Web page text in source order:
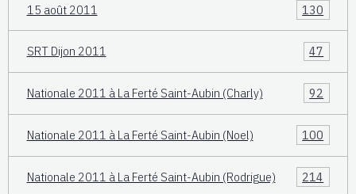
15 août 2011 130
SRT Dijon 2011 47
Nationale 2011 à La Ferté Saint-Aubin (Charly) 92
Nationale 2011 à La Ferté Saint-Aubin (Noel) 100
Nationale 2011 à La Ferté Saint-Aubin (Rodrigue) 214